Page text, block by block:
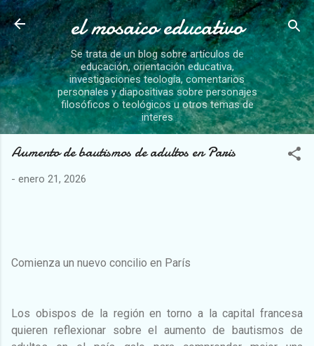
Ir al contenido principal
el mosaico educativo
Se trata de un blog sobre artículos de
educación, orientación educativa,
investigaciones teología, comentarios
personales y diapositivas sobre personajes
filosóficos o teológicos u otros temas de
interes
Aumento de bautismos de adultos en Paris
- enero 21, 2026
Comienza un nuevo concilio en París
Los obispos de la región en torno a la capital francesa
quieren reflexionar sobre el aumento de bautismos de